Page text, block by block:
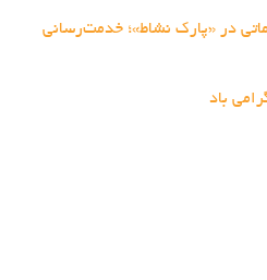
در «پارک نشاط»؛ خدمت‌رسانی